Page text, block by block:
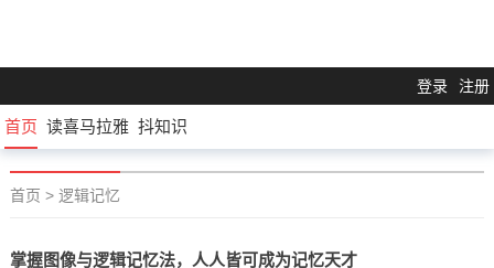
登录 注册
首页 读喜马拉雅 抖知识
首页 > 逻辑记忆
掌握图像与逻辑记忆法，人人皆可成为记忆天才